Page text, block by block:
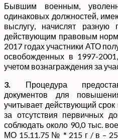
Бывшим военным,
одинаковых должностей,
выслугу, начислят разную
действующим правовым
2017 годах участники АТО
освобожденных в 1997-
учетом вознаграждения за
3. Процедура
документов для
учитывает действующий
за отсутствия первичных
соблюдать около 90,0 тыс.
МО 15.11.75 № * 215 г / в –